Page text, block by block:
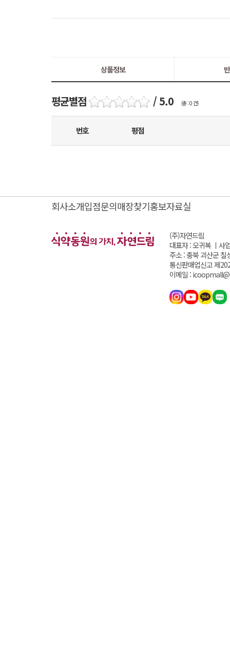
상품정보
평균별점 / 5.0 (총 : 0 건)
번호 평점
회사소개입점문의매장찾기홍보자료실
(주)자연드림
대표자 : 오귀복 ㅣ 사
주소 : 충북 괴산군 칠
통신판매업신고 제
이메일 :